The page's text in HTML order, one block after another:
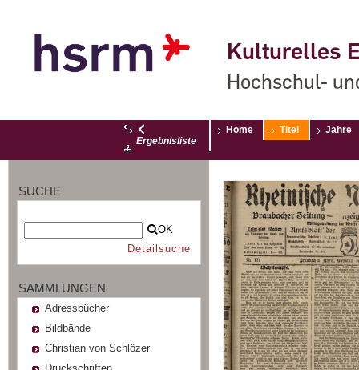
Kulturelles
Hochschul-
Ergebnisliste
Home Titel Jahre
SUCHE
OK
Detailsuche
SAMMLUNGEN
Adressbücher
Bildbände
Christian von Schlözer
Druckschriften